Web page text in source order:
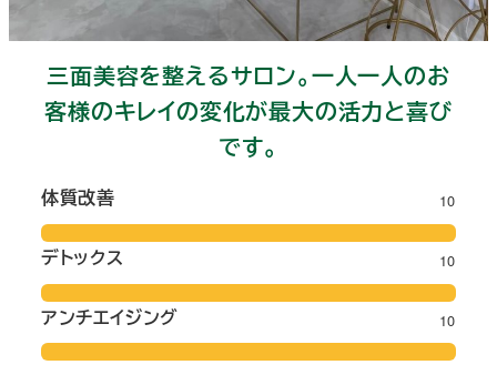
三面美容を整えるサロン。一人一人のお
客様のキレイの変化が最大の活力と喜び
です。
体質改善 10
デトックス 10
アンチエイジング 10